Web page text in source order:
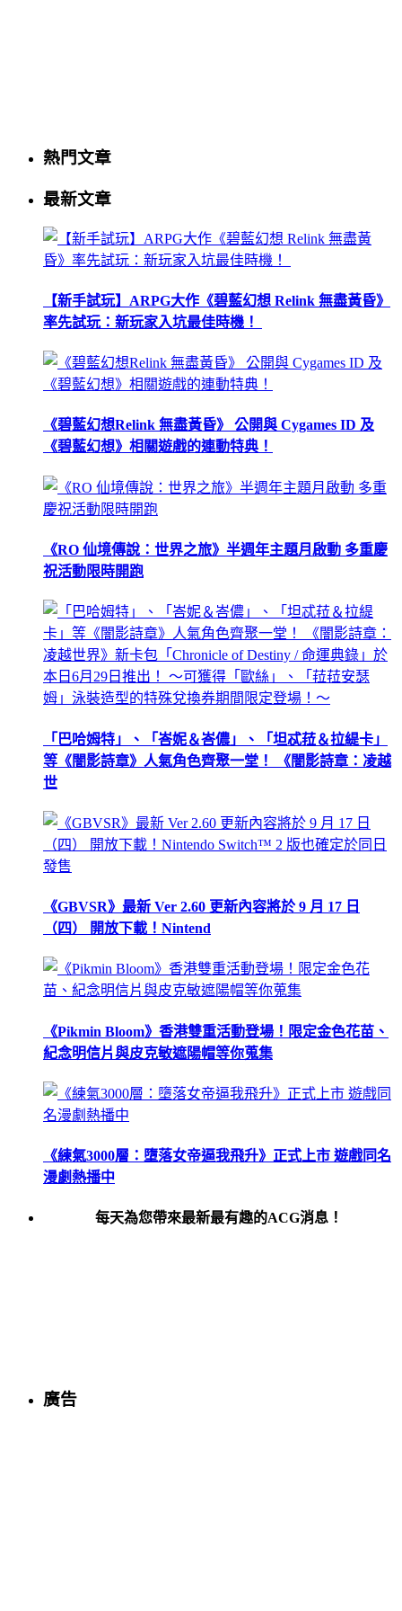
熱門文章
最新文章
【新手試玩】ARPG大作《碧藍幻想 Relink 無盡黃昏》
率先試玩：新玩家入坑最佳時機！
《碧藍幻想Relink 無盡黃昏》 公開與 Cygames ID 及
《碧藍幻想》相關遊戲的連動特典！
《RO 仙境傳說：世界之旅》半週年主題月啟動 多重慶
祝活動限時開跑
「巴哈姆特」、「峇妮＆峇儂」、「坦忒菈＆拉緹卡」
等《闇影詩章》人氣角色齊聚一堂！ 《闇影詩章：凌越
世
《GBVSR》最新 Ver 2.60 更新內容將於 9 月 17 日
（四） 開放下載！Nintend
《Pikmin Bloom》香港雙重活動登場！限定金色花苗、
紀念明信片與皮克敏遮陽帽等你蒐集
《練氣3000層：墮落女帝逼我飛升》正式上市 遊戲同名
漫劇熱播中
每天為您帶來最新最有趣的ACG消息！
廣告